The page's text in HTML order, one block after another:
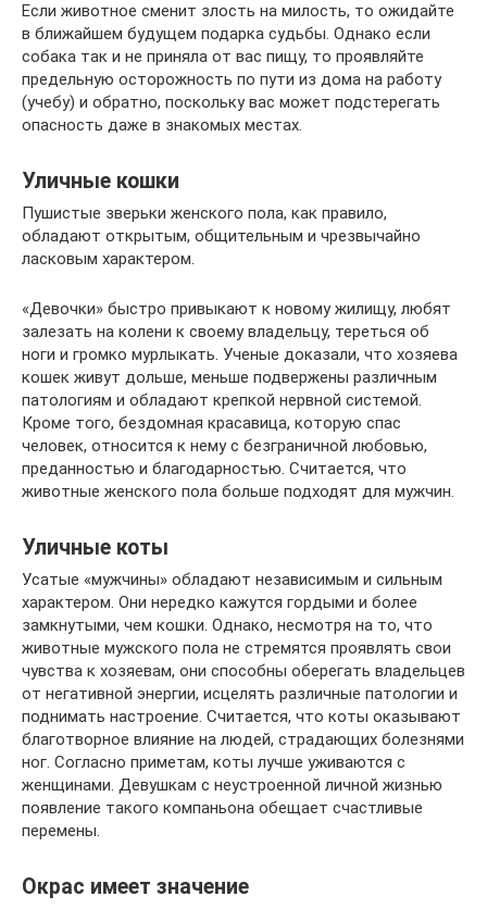
Если животное сменит злость на милость, то ожидайте
в ближайшем будущем подарка судьбы. Однако если
собака так и не приняла от вас пищу, то проявляйте
предельную осторожность по пути из дома на работу
(учебу) и обратно, поскольку вас может подстерегать
опасность даже в знакомых местах.
Уличные кошки
Пушистые зверьки женского пола, как правило,
обладают открытым, общительным и чрезвычайно
ласковым характером.
«Девочки» быстро привыкают к новому жилищу, любят
залезать на колени к своему владельцу, тереться об
ноги и громко мурлыкать. Ученые доказали, что хозяева
кошек живут дольше, меньше подвержены различным
патологиям и обладают крепкой нервной системой.
Кроме того, бездомная красавица, которую спас
человек, относится к нему с безграничной любовью,
преданностью и благодарностью. Считается, что
животные женского пола больше подходят для мужчин.
Уличные коты
Усатые «мужчины» обладают независимым и сильным
характером. Они нередко кажутся гордыми и более
замкнутыми, чем кошки. Однако, несмотря на то, что
животные мужского пола не стремятся проявлять свои
чувства к хозяевам, они способны оберегать владельцев
от негативной энергии, исцелять различные патологии и
поднимать настроение. Считается, что коты оказывают
благотворное влияние на людей, страдающих болезнями
ног. Согласно приметам, коты лучше уживаются с
женщинами. Девушкам с неустроенной личной жизнью
появление такого компаньона обещает счастливые
перемены.
Окрас имеет значение